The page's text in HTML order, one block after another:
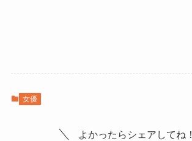
女優
よかったらシェアしてね！